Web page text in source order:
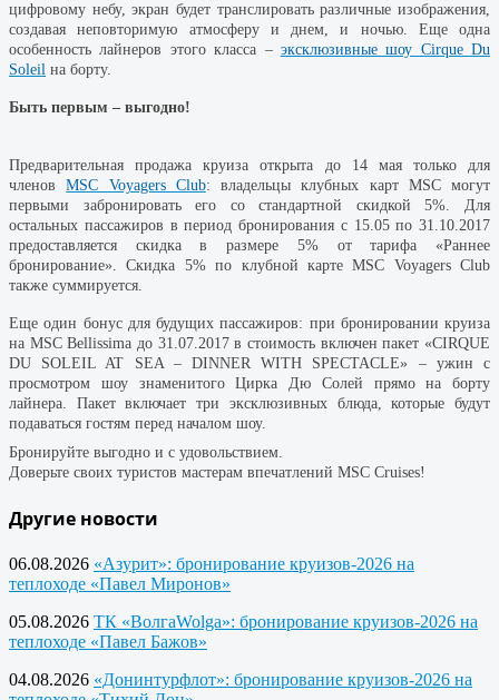
цифровому небу, экран будет транслировать различные изображения,
создавая неповторимую атмосферу и днем, и ночью. Еще одна
особенность лайнеров этого класса – эксклюзивные шоу Cirque Du
Soleil на борту.
Быть первым – выгодно!
Предварительная продажа круиза открыта до 14 мая только для
членовMSC Voyagers Club: владельцы клубных карт MSC могут
первыми забронировать его со стандартной скидкой 5%. Для
остальных пассажиров в период бронирования с 15.05 по 31.10.2017
предоставляется скидка в размере 5% от тарифа «Раннее
бронирование». Скидка 5% по клубной карте MSC Voyagers Club
также суммируется.
Еще один бонус для будущих пассажиров: при бронировании круиза
на MSC Bellissima до 31.07.2017 в стоимость включен пакет «CIRQUE
DU SOLEIL AT SEA – DINNER WITH SPECTACLE» – ужин с
просмотром шоу знаменитого Цирка Дю Солей прямо на борту
лайнера. Пакет включает три эксклюзивных блюда, которые будут
подаваться гостям перед началом шоу.
Бронируйте выгодно и с удовольствием.
Доверьте своих туристов мастерам впечатлений MSC Cruises!
Другие новости
06.08.2026 «Азурит»: бронирование круизов-2026 на
теплоходе «Павел Миронов»
05.08.2026 ТК «ВолгаWolga»: бронирование круизов-2026 на
теплоходе «Павел Бажов»
04.08.2026 «Донинтурфлот»: бронирование круизов-2026 на